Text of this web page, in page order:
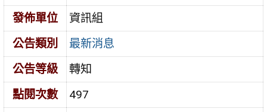
發佈單位
資訊組
公告類別
最新消息
公告等級
轉知
點閱次數
497